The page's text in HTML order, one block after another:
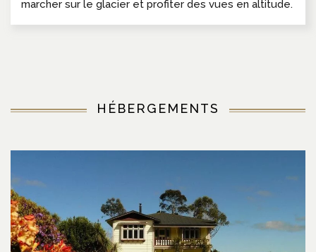
marcher sur le glacier et profiter des vues en altitude.
HÉBERGEMENTS